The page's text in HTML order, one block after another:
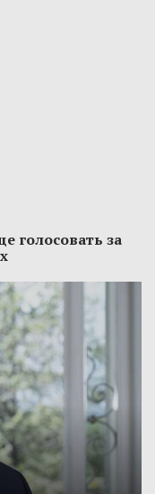
голосовать за